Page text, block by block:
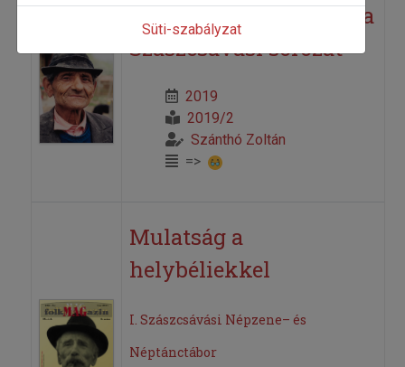
Két új lemezzel bővült a
Szászcsávási sorozat
2019
2019/2
Szánthó Zoltán
=>
Mulatság a
helybéliekkel
I. Szászcsávási Népzene– és
Néptánctábor
Süti-szabályzat